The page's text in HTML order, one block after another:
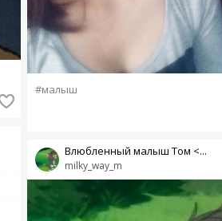
#малыш
milky_way_m
Влюбленный малыш Том <...